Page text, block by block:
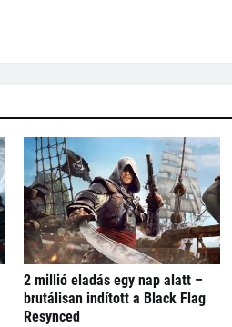
2 millió eladás egy nap alatt –
brutálisan indított a Black Flag
Resynced